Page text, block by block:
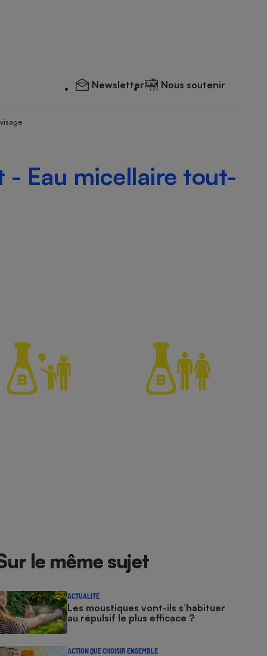
Newsletter Nous soutenir
- Eau micellaire tout-
le même sujet
ACTUALITÉ
Les moustiques vont-ils s’habituer
au répulsif le plus efficace ?
ACTION QUE CHOISIR ENSEMBLE